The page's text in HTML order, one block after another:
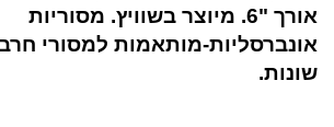
אורך "6. מיוצר בשוויץ. מסוריות
אונברסליות-מותאמות למסורי
שונות.